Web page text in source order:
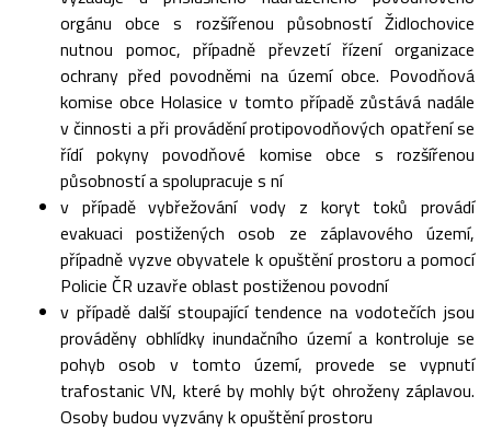
orgánu obce s rozšířenou působností Židlochovice
nutnou pomoc, případně převzetí řízení organizace
ochrany před povodněmi na území obce. Povodňová
komise obce Holasice v tomto případě zůstává nadále
v činnosti a při provádění protipovodňových opatření se
řídí pokyny povodňové komise obce s rozšířenou
působností a spolupracuje s ní
v případě vybřežování vody z koryt toků provádí
evakuaci postižených osob ze záplavového území,
případně vyzve obyvatele k opuštění prostoru a pomocí
Policie ČR uzavře oblast postiženou povodní
v případě další stoupající tendence na vodotečích jsou
prováděny obhlídky inundačního území a kontroluje se
pohyb osob v tomto území, provede se vypnutí
trafostanic VN, které by mohly být ohroženy záplavou.
Osoby budou vyzvány k opuštění prostoru